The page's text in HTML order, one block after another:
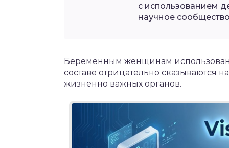
с использованием
научное
Беременным женщинам
составе отрицательно сказываются
жизненно важных органов.